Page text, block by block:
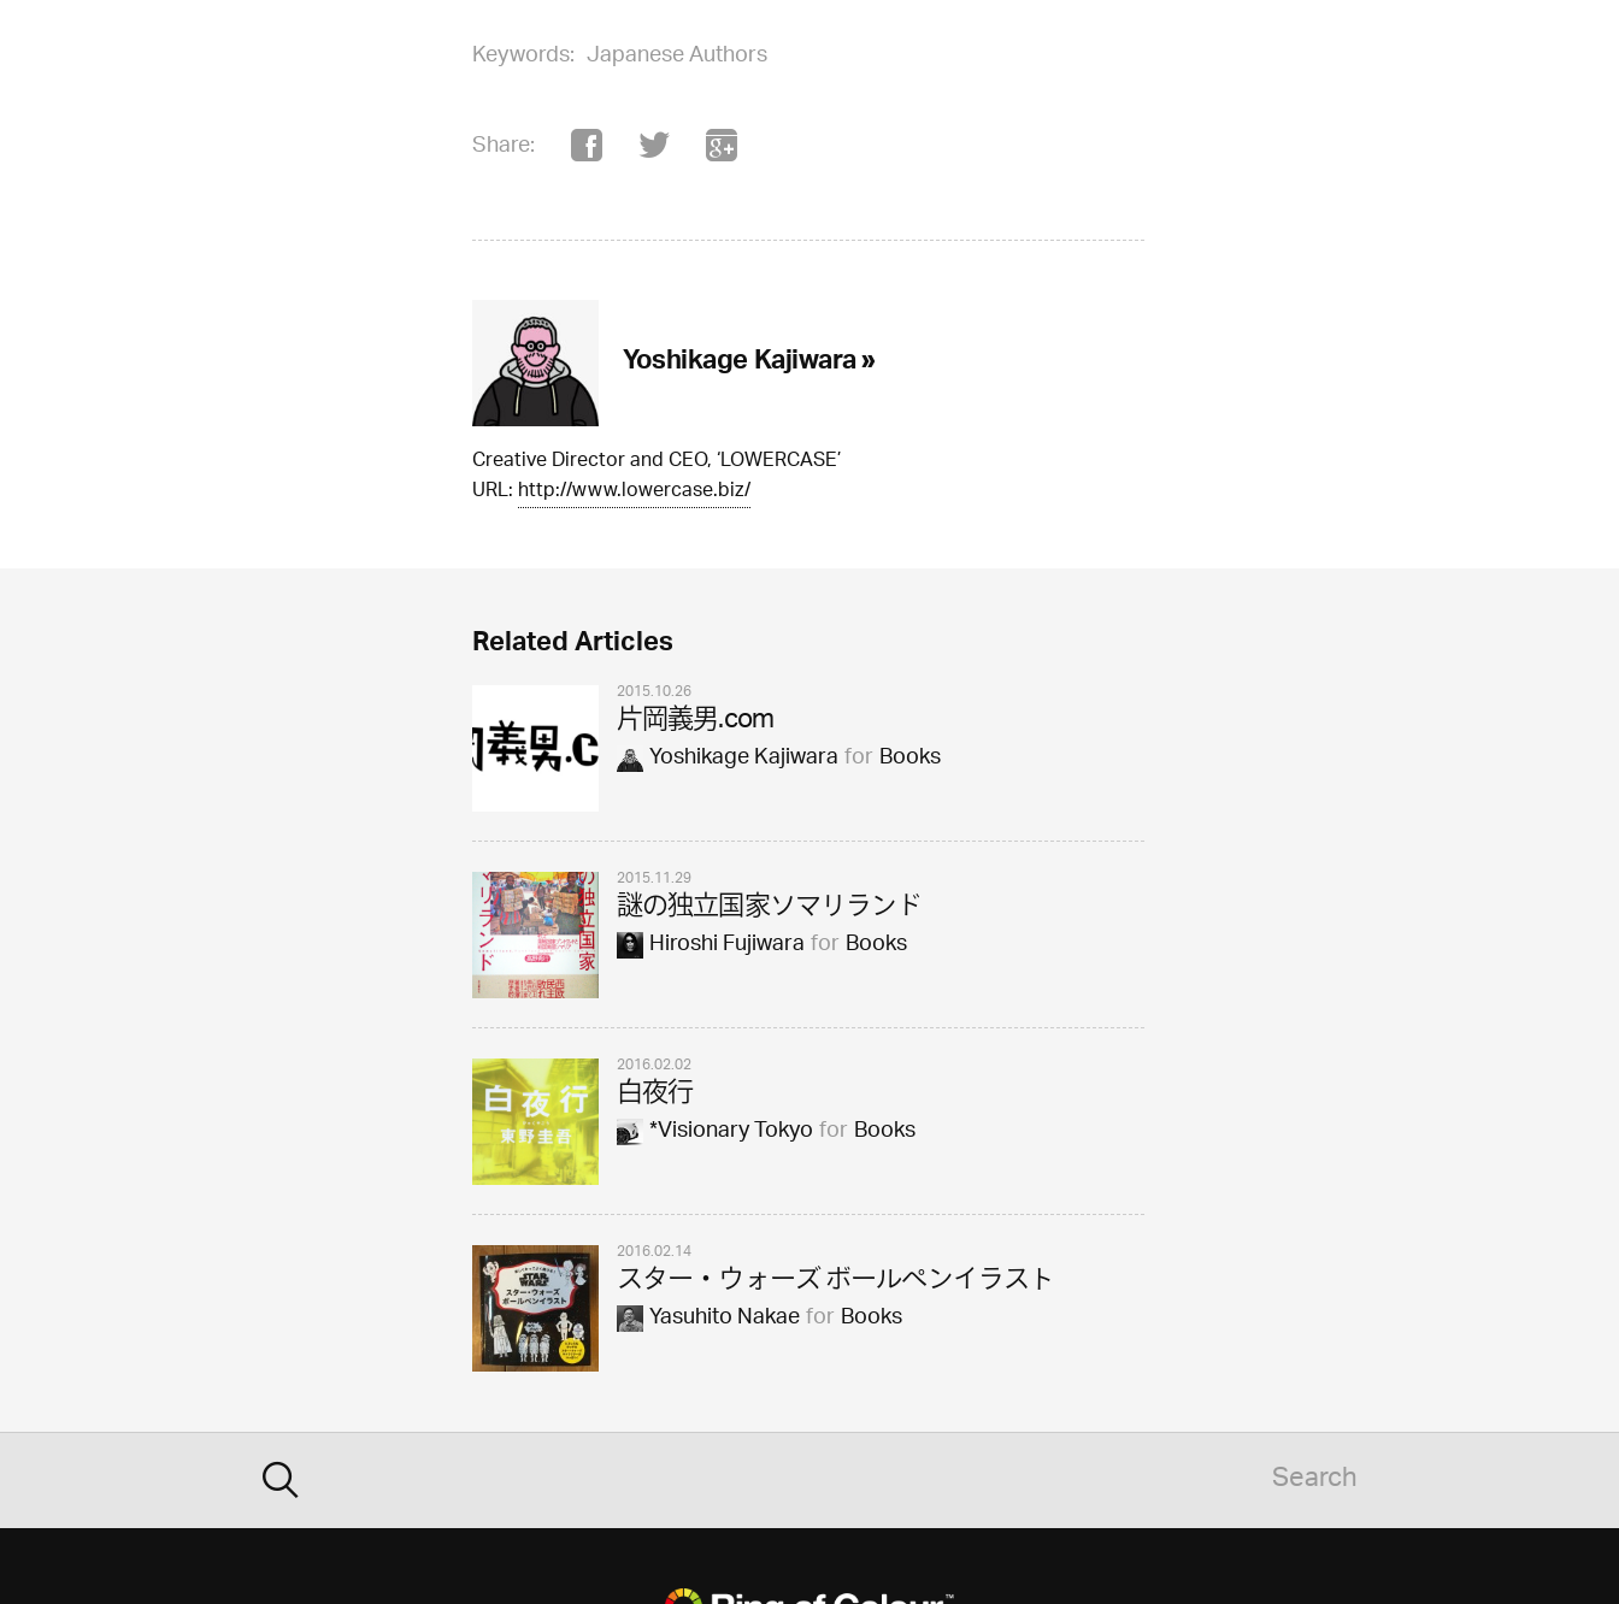
Keywords: Japanese Authors
Share:
Yoshikage Kajiwara »
Creative Director and CEO, ‘LOWERCASE’
URL:http://www.lowercase.biz/
Related Articles
2015.10.26
片岡義男.com
Yoshikage KajiwaraforBooks
2015.11.29
謎の独立国家ソマリランド
Hiroshi FujiwaraforBooks
2016.02.02
白夜行
*Visionary TokyoforBooks
2016.02.14
スター・ウォーズ ボールペンイラスト
Yasuhito NakaeforBooks